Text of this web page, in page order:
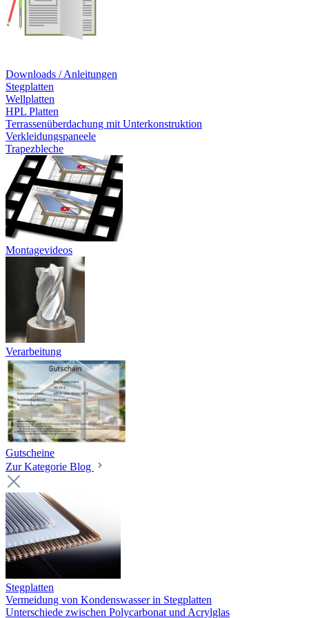
Downloads / Anleitungen
Stegplatten
Wellplatten
HPL Platten
Terrassenüberdachung mit Unterkonstruktion
Verkleidungspaneele
Trapezbleche
Montagevideos
Verarbeitung
Gutscheine
Zur Kategorie Blog
Stegplatten
Vermeidung von Kondenswasser in Stegplatten
Unterschiede zwischen Polycarbonat und Acrylglas